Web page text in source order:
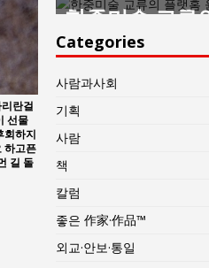
란걸
선물
회하지
하고픈
길 돌
한중미술 교류
윤아르떼
Categories
사람과사회
기획
사람
책
칼럼
좋은 作家·作品™
외교·안보·통일